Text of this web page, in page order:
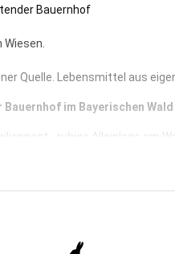
Bauernhof
Quelle. Lebensmittel aus
im Bayerischen Wald
- ruhige Alleinlage am
viele Tretfahrzeuge für Kinder
Waldes in Alleinlage finden Sie